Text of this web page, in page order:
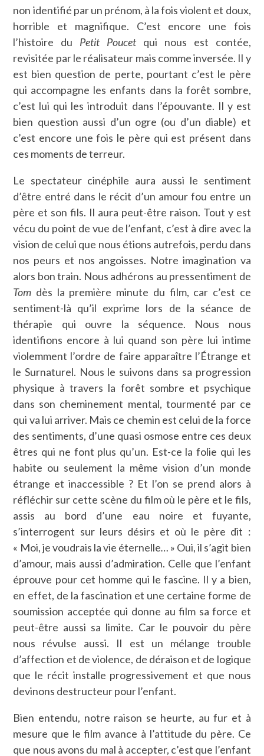
non identifié par un prénom, à la fois violent et doux,
horrible et magnifique. C’est encore une fois
l’histoire du Petit Poucetqui nous est contée,
revisitée par le réalisateur mais comme inversée. Il y
est bien question de perte, pourtant c’est le père
qui accompagne les enfants dans la forêt sombre,
c’est lui qui les introduit dans l’épouvante. Il y est
bien question aussi d’un ogre (ou d’un diable) et
c’est encore une fois le père qui est présent dans
ces moments de terreur.
Le spectateur cinéphile aura aussi le sentiment
d’être entré dans le récit d’un amour fou entre un
père et son fils. Il aura peut-être raison. Tout y est
vécu du point de vue de l’enfant, c’est à dire avec la
vision de celui que nous étions autrefois, perdu dans
nos peurs et nos angoisses. Notre imagination va
alors bon train. Nous adhérons au pressentiment de
Tom dès la première minute du film, car c’est ce
sentiment-là qu’il exprime lors de la séance de
thérapie qui ouvre la séquence. Nous nous
identifions encore à lui quand son père lui intime
violemment l’ordre de faire apparaître l’Étrange et
le Surnaturel. Nous le suivons dans sa progression
physique à travers la forêt sombre et psychique
dans son cheminement mental, tourmenté par ce
qui va lui arriver. Mais ce chemin est celui de la force
des sentiments, d’une quasi osmose entre ces deux
êtres qui ne font plus qu’un. Est-ce la folie qui les
habite ou seulement la même vision d’un monde
étrange et inaccessible ? Et l’on se prend alors à
réfléchir sur cette scène du film où le père et le fils,
assis au bord d’une eau noire et fuyante,
s’interrogent sur leurs désirs et où le père dit :
« Moi, je voudrais la vie éternelle… » Oui, il s’agit bien
d’amour, mais aussi d’admiration. Celle que l’enfant
éprouve pour cet homme qui le fascine. Il y a bien,
en effet, de la fascination et une certaine forme de
soumission acceptée qui donne au film sa force et
peut-être aussi sa limite. Car le pouvoir du père
nous révulse aussi. Il est un mélange trouble
d’affection et de violence, de déraison et de logique
que le récit installe progressivement et que nous
devinons destructeur pour l’enfant.
Bien entendu, notre raison se heurte, au fur et à
mesure que le film avance à l’attitude du père. Ce
que nous avons du mal à accepter, c’est que l’enfant